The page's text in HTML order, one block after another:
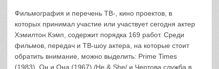
Фильмография и перечень ТВ-, кино проектов, в
которых принимал участие или участвует сегодня актер
Хэмилтон Кэмп, содержит порядка 169 работ. Среди
фильмов, передач и ТВ-шоу актера, на которые стоит
обратить внимание, можно выделить: Prime Times
(1983), Он и Она (1967) /He & She/ и Чертова служба в